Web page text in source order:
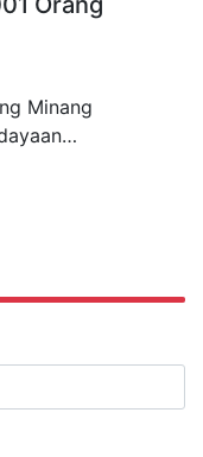
Minang